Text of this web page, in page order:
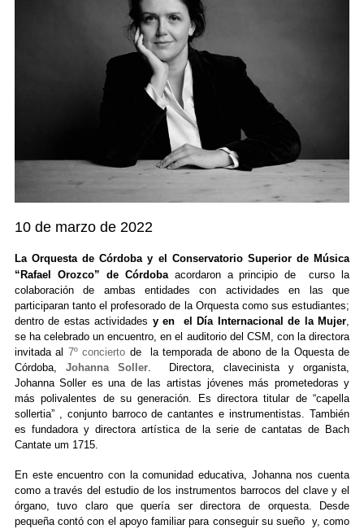
10 de marzo de 2022
La Orquesta de Córdoba y el Conservatorio Superior de Música
“Rafael Orozco” de Córdobaacordaron a principio de curso la
colaboración de ambas entidades con actividades en las que
participaran tanto el profesorado de la Orquesta como sus estudiantes;
dentro de estas actividades y en el Día Internacional de la Mujer
se ha celebrado un encuentro, en el auditorio del CSM, con la directora
invitada al 7º concierto de la temporada de abono de la Oquesta de
Córdoba, Johanna Soller. Directora, clavecinista y organista,
Johanna Soller es una de las artistas jóvenes más prometedoras y
más polivalentes de su generación. Es directora titular de “capella
sollertia” , conjunto barroco de cantantes e instrumentistas. También
es fundadora y directora artística de la serie de cantatas de Bach
Cantate um 1715.
En este encuentro con la comunidad educativa, Johanna nos cuenta
como a través del estudio de los instrumentos barrocos del clave y el
órgano, tuvo claro que quería ser directora de orquesta. Desde
pequeña contó con el apoyo familiar para conseguir su sueño y, como